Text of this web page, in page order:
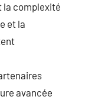
la complexité
et la
avancée